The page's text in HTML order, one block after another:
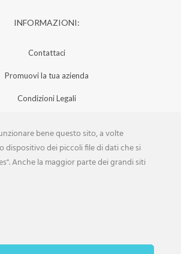
INFORMAZIONI:
Contattaci
Promuovi la tua azienda
Condizioni Legali
Iscrizione Aziende
Scarica la Rivista
bene questo sito, a volte
dispositivo dei piccoli file di dati che si
Anche la maggior parte dei grandi siti